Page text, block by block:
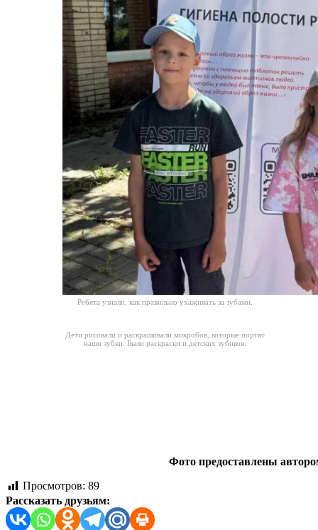
Ребята узнали, как правильно ухаживать за зубами.
Дети рисовали и раскрашивали микробов, которые портят
наши зубки. Были раскраски и детских зубиков.
Фото предоставлены
Просмотров: 89
Рассказать друзьям: